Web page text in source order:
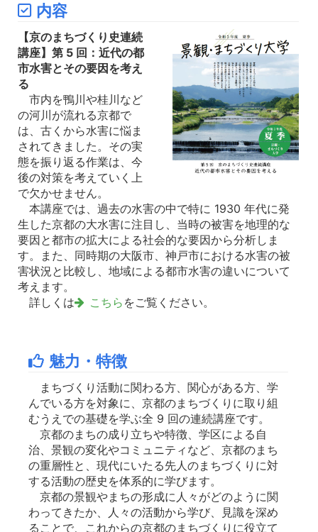
内容
【京のまちづくり史連続
講座】第 5 回：近代の都
市水害とその要因を考え
る
市内を鴨川や桂川など
の河川が流れる京都で
は、古くから水害に悩ま
されてきました。その実
態を振り返る作業は、今
後の対策を考えていく上
で欠かせません。
本講座では、過去の水害の中で特に 1930 年代に発
生した京都の大水害に注目し、当時の被害を地理的な
要因と都市の拡大による社会的な要因から分析しま
す。また、同時期の大阪市、神戸市における水害の被
害状況と比較し、地域による都市水害の違いについて
考えます。
詳しくは
こちら をご覧ください。
魅力・特徴
まちづくり活動に関わる方、関心がある方、学
んでいる方を対象に、京都のまちづくりに取り組
むうえでの基礎を学ぶ全 9 回の連続講座です。
京都のまちの成り立ちや特徴、学区による自
治、景観の変化やコミュニティなど、京都のまち
の重層性と、現代にいたる先人のまちづくりに対
する活動の歴史を体系的に学びます。
京都の景観やまちの形成に人々がどのように関
わってきたか、人々の活動から学び、見識を深め
ることで、これからの京都のまちづくりに役立て